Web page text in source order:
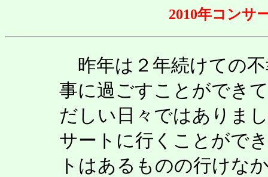
2010年コンサ
昨年は２年続けての
事に過ごすことができ
だしい日々ではありま
サートに行くことがで
トはあるものの行けな